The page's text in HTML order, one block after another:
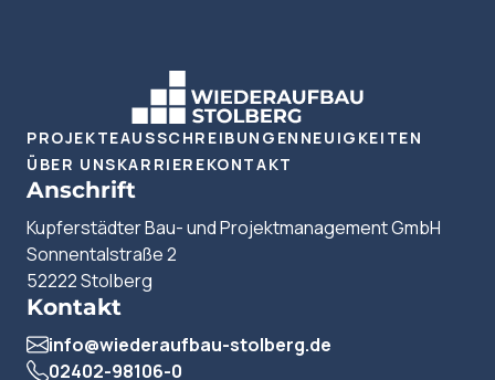
PROJEKTEAUSSCHREIBUNGEN NEUIGKEITEN
ÜBER UNSKARRIEREKONTAKT
Anschrift
Kupferstädter Bau- und Projektmanagement GmbH
Sonnentalstraße 2
52222 Stolberg
Kontakt
info@wiederaufbau-stolberg.de
02402-98106-0